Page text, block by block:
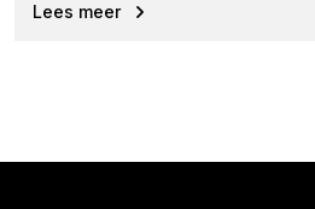
Lees meer